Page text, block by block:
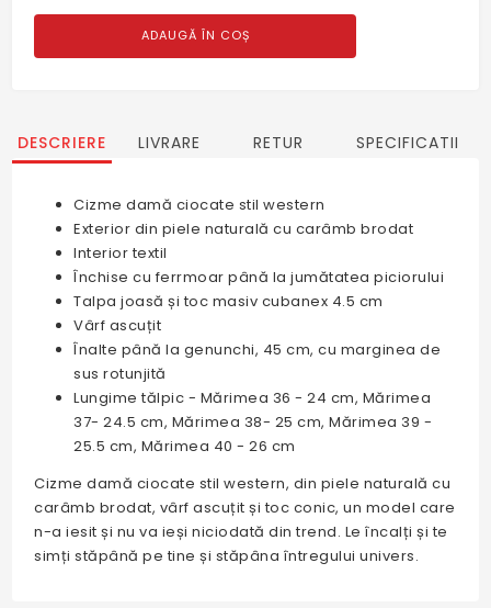
ADAUGĂ ÎN COȘ
DESCRIERE LIVRARE RETUR SPECIFICATII
Cizme damă ciocate stil western
Exterior din piele naturală cu carâmb brodat
Interior textil
Închise cu ferrmoar până la jumătatea piciorului
Talpa joasă și toc masiv cubanex 4.5 cm
Vârf ascuțit
Înalte până la genunchi, 45 cm, cu marginea de
sus rotunjită
Lungime tălpic - Mărimea 36 - 24 cm, Mărimea
37- 24.5 cm, Mărimea 38- 25 cm, Mărimea 39 -
25.5 cm, Mărimea 40 - 26 cm
Cizme damă ciocate stil western, din piele naturală cu
carâmb brodat, vârf ascuțit și toc conic, un model care
n-a iesit și nu va ieși niciodată din trend. Le încalți și te
simți stăpână pe tine și stăpâna întregului univers.